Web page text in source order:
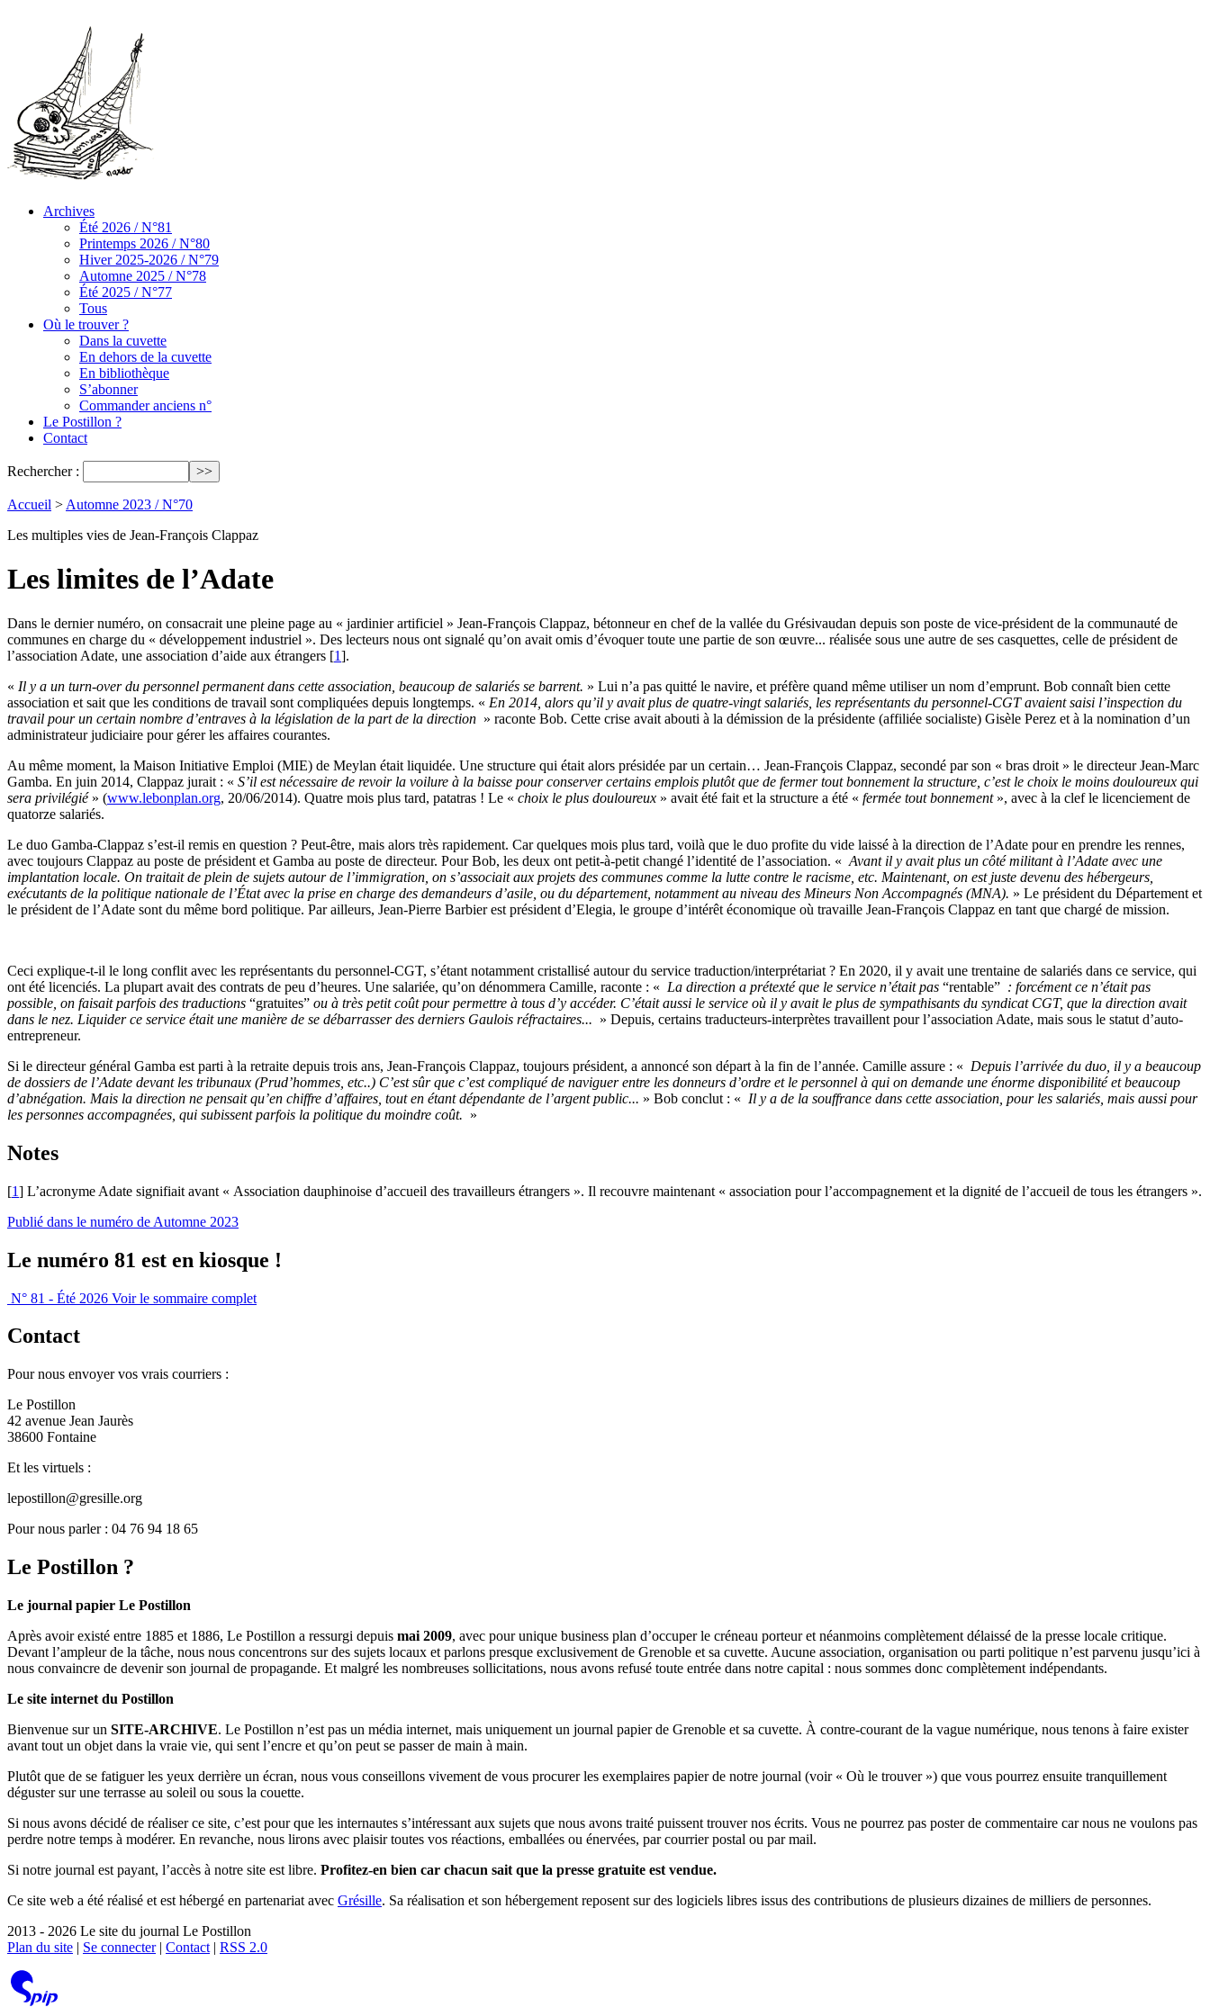
Archives
Été 2026 / N°81
Printemps 2026 / N°80
Hiver 2025-2026 / N°79
Automne 2025 / N°78
Été 2025 / N°77
Tous
Où le trouver ?
Dans la cuvette
En dehors de la cuvette
En bibliothèque
S’abonner
Commander anciens n°
Le Postillon ?
Contact
Rechercher :
Accueil > Automne 2023 / N°70
Les multiples vies de Jean-François Clappaz
Les limites de l’Adate
Dans le dernier numéro, on consacrait une pleine page au « jardinier artificiel » Jean-François Clappaz, bétonneur en chef de la vallée du Grésivaudan depuis son poste de vice-président de la communauté de
communes en charge du « développement industriel ». Des lecteurs nous ont signalé qu’on avait omis d’évoquer toute une partie de son œuvre... réalisée sous une autre de ses casquettes, celle de président de
l’association Adate, une association d’aide aux étrangers [1].
« Il y a un turn-over du personnel permanent dans cette association, beaucoup de salariés se barrent. » Lui n’a pas quitté le navire, et préfère quand même utiliser un nom d’emprunt. Bob connaît bien cette
association et sait que les conditions de travail sont compliquées depuis longtemps. « En 2014, alors qu’il y avait plus de quatre-vingt salariés, les représentants du personnel-CGT avaient saisi l’inspection du
travail pour un certain nombre d’entraves à la législation de la part de la direction » raconte Bob. Cette crise avait abouti à la démission de la présidente (affiliée socialiste) Gisèle Perez et à la nomination d’un
administrateur judiciaire pour gérer les affaires courantes.
Au même moment, la Maison Initiative Emploi (MIE) de Meylan était liquidée. Une structure qui était alors présidée par un certain… Jean-François Clappaz, secondé par son « bras droit » le directeur Jean-Marc
Gamba. En juin 2014, Clappaz jurait : « S’il est nécessaire de revoir la voilure à la baisse pour conserver certains emplois plutôt que de fermer tout bonnement la structure, c’est le choix le moins douloureux qui
sera privilégié» (www.lebonplan.org, 20/06/2014). Quatre mois plus tard, patatras ! Le « choix le plus douloureux » avait été fait et la structure a été « fermée tout bonnement», avec à la clef le licenciement de
quatorze salariés.
Le duo Gamba-Clappaz s’est-il remis en question ? Peut-être, mais alors très rapidement. Car quelques mois plus tard, voilà que le duo profite du vide laissé à la direction de l’Adate pour en prendre les rennes,
avec toujours Clappaz au poste de président et Gamba au poste de directeur. Pour Bob, les deux ont petit-à-petit changé l’identité de l’association. « Avant il y avait plus un côté militant à l’Adate avec une
implantation locale. On traitait de plein de sujets autour de l’immigration, on s’associait aux projets des communes comme la lutte contre le racisme, etc. Maintenant, on est juste devenu des hébergeurs,
exécutants de la politique nationale de l’État avec la prise en charge des demandeurs d’asile, ou du département, notamment au niveau des Mineurs Non Accompagnés (MNA). » Le président du Département et
le président de l’Adate sont du même bord politique. Par ailleurs, Jean-Pierre Barbier est président d’Elegia, le groupe d’intérêt économique où travaille Jean-François Clappaz en tant que chargé de mission.
Ceci explique-t-il le long conflit avec les représentants du personnel-CGT, s’étant notamment cristallisé autour du service traduction/interprétariat ? En 2020, il y avait une trentaine de salariés dans ce service, qui
ont été licenciés. La plupart avait des contrats de peu d’heures. Une salariée, qu’on dénommera Camille, raconte : « La direction a prétexté que le service n’était pas “rentable” : forcément ce n’était pas
possible, on faisait parfois des traductions “gratuites” ou à très petit coût pour permettre à tous d’y accéder. C’était aussi le service où il y avait le plus de sympathisants du syndicat CGT, que la direction avait
dans le nez. Liquider ce service était une manière de se débarrasser des derniers Gaulois réfractaires... » Depuis, certains traducteurs-interprètes travaillent pour l’association Adate, mais sous le statut d’auto-
entrepreneur.
Si le directeur général Gamba est parti à la retraite depuis trois ans, Jean-François Clappaz, toujours président, a annoncé son départ à la fin de l’année. Camille assure : « Depuis l’arrivée du duo, il y a beaucoup
de dossiers de l’Adate devant les tribunaux (Prud’hommes, etc..) C’est sûr que c’est compliqué de naviguer entre les donneurs d’ordre et le personnel à qui on demande une énorme disponibilité et beaucoup
d’abnégation. Mais la direction ne pensait qu’en chiffre d’affaires, tout en étant dépendante de l’argent public... » Bob conclut : « Il y a de la souffrance dans cette association, pour les salariés, mais aussi pour
les personnes accompagnées, qui subissent parfois la politique du moindre coût. »
Notes
[1] L’acronyme Adate signifiait avant « Association dauphinoise d’accueil des travailleurs étrangers ». Il recouvre maintenant « association pour l’accompagnement et la dignité de l’accueil de tous les étrangers ».
Publié dans le numéro de Automne 2023
Le numéro 81 est en kiosque !
N° 81 - Été 2026 Voir le sommaire complet
Contact
Pour nous envoyer vos vrais courriers :
Le Postillon
42 avenue Jean Jaurès
38600 Fontaine
Et les virtuels :
lepostillon@gresille.org
Pour nous parler : 04 76 94 18 65
Le Postillon ?
Le journal papier Le Postillon
Après avoir existé entre 1885 et 1886, Le Postillon a ressurgi depuis mai 2009, avec pour unique business plan d’occuper le créneau porteur et néanmoins complètement délaissé de la presse locale critique.
Devant l’ampleur de la tâche, nous nous concentrons sur des sujets locaux et parlons presque exclusivement de Grenoble et sa cuvette. Aucune association, organisation ou parti politique n’est parvenu jusqu’ici à
nous convaincre de devenir son journal de propagande. Et malgré les nombreuses sollicitations, nous avons refusé toute entrée dans notre capital : nous sommes donc complètement indépendants.
Le site internet du Postillon
Bienvenue sur un SITE-ARCHIVE. Le Postillon n’est pas un média internet, mais uniquement un journal papier de Grenoble et sa cuvette. À contre-courant de la vague numérique, nous tenons à faire exister
avant tout un objet dans la vraie vie, qui sent l’encre et qu’on peut se passer de main à main.
Plutôt que de se fatiguer les yeux derrière un écran, nous vous conseillons vivement de vous procurer les exemplaires papier de notre journal (voir « Où le trouver ») que vous pourrez ensuite tranquillement
déguster sur une terrasse au soleil ou sous la couette.
Si nous avons décidé de réaliser ce site, c’est pour que les internautes s’intéressant aux sujets que nous avons traité puissent trouver nos écrits. Vous ne pourrez pas poster de commentaire car nous ne voulons pas
perdre notre temps à modérer. En revanche, nous lirons avec plaisir toutes vos réactions, emballées ou énervées, par courrier postal ou par mail.
Si notre journal est payant, l’accès à notre site est libre. Profitez-en bien car chacun sait que la presse gratuite est vendue.
Ce site web a été réalisé et est hébergé en partenariat avec Grésille. Sa réalisation et son hébergement reposent sur des logiciels libres issus des contributions de plusieurs dizaines de milliers de personnes.
2013 - 2026 Le site du journal Le Postillon
Plan du site | Se connecter| Contact | RSS 2.0